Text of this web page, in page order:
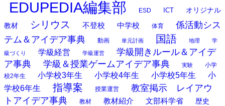
EDUPEDIA編集部 ESD ICT
オリジナル
教材
シリウス 不登校 中学校 体育
係活動シス
テム＆アイデア事典
動画 単元計画 国語 地理 学
級づくり 学級経営 学級運営
学級開きルール＆アイデ
ア事典
学級＆授業ゲームアイデア事典 実験
小学
校2年生
小学校3年生 小学校4年生 小学校5年生
小
学校6年生
指導案 授業運営
教室掲示 レイアウ
トアイデア事典
教材 教材紹介 文部科学省 歴史